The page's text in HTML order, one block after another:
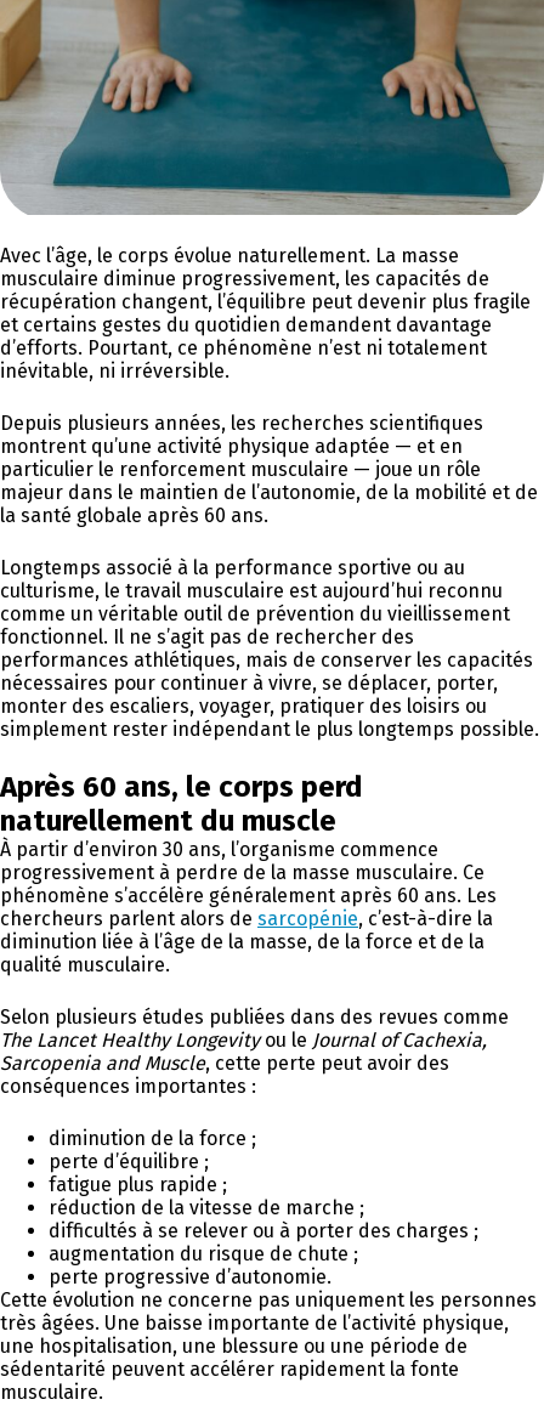
Avec l’âge, le corps évolue naturellement. La masse
musculaire diminue progressivement, les capacités de
récupération changent, l’équilibre peut devenir plus fragile
et certains gestes du quotidien demandent davantage
d’efforts. Pourtant, ce phénomène n’est ni totalement
inévitable, ni irréversible.
Depuis plusieurs années, les recherches scientifiques
montrent qu’une activité physique adaptée — et en
particulier le renforcement musculaire — joue un rôle
majeur dans le maintien de l’autonomie, de la mobilité et de
la santé globale après 60 ans.
Longtemps associé à la performance sportive ou au
culturisme, le travail musculaire est aujourd’hui reconnu
comme un véritable outil de prévention du vieillissement
fonctionnel. Il ne s’agit pas de rechercher des
performances athlétiques, mais de conserver les capacités
nécessaires pour continuer à vivre, se déplacer, porter,
monter des escaliers, voyager, pratiquer des loisirs ou
simplement rester indépendant le plus longtemps possible.
Après 60 ans, le corps perd
naturellement du muscle
À partir d’environ 30 ans, l’organisme commence
progressivement à perdre de la masse musculaire. Ce
phénomène s’accélère généralement après 60 ans. Les
chercheurs parlent alors de sarcopénie, c’est-à-dire la
diminution liée à l’âge de la masse, de la force et de la
qualité musculaire.
Selon plusieurs études publiées dans des revues comme
The Lancet Healthy Longevityou le Journal of Cachexia,
Sarcopenia and Muscle, cette perte peut avoir des
conséquences importantes :
diminution de la force ;
perte d’équilibre ;
fatigue plus rapide ;
réduction de la vitesse de marche ;
difficultés à se relever ou à porter des charges ;
augmentation du risque de chute ;
perte progressive d’autonomie.
Cette évolution ne concerne pas uniquement les personnes
très âgées. Une baisse importante de l’activité physique,
une hospitalisation, une blessure ou une période de
sédentarité peuvent accélérer rapidement la fonte
musculaire.